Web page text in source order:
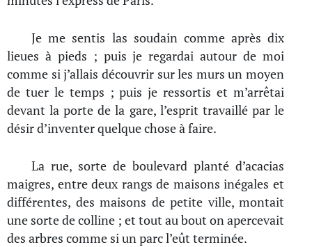
Je me sentis las soudain comme après dix
lieues à pieds ; puis je regardai autour de moi
comme si j’allais découvrir sur les murs un moyen
de tuer le temps ; puis je ressortis et m’arrêtai
devant la porte de la gare, l’esprit travaillé par le
désir d’inventer quelque chose à faire.
La rue, sorte de boulevard planté d’acacias
maigres, entre deux rangs de maisons inégales et
différentes, des maisons de petite ville, montait
une sorte de colline ; et tout au bout on apercevait
des arbres comme si un parc l’eût terminée.